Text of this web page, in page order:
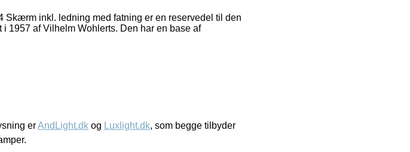
inkl. ledning med fatning er en reservedel til den
af Vilhelm Wohlerts. Den har en base af
erAndLight.dk og Luxlight.dk, som begge tilbyder